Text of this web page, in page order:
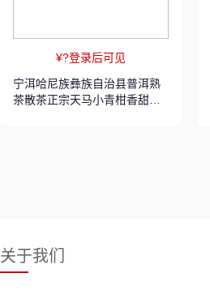
¥?登录后可见
宁洱哈尼族彝族自治县普洱熟
茶散茶正宗天马小青柑香甜顺
关于我们